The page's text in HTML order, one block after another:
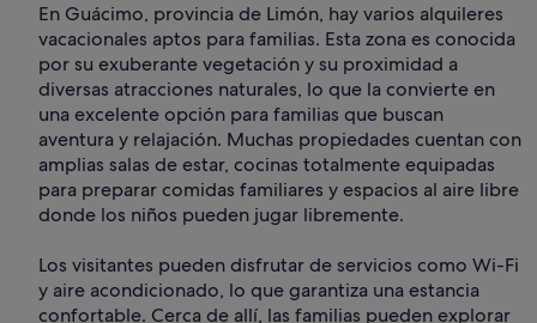
En Guácimo, provincia de Limón, hay varios alquileres
vacacionales aptos para familias. Esta zona es conocida
por su exuberante vegetación y su proximidad a
diversas atracciones naturales, lo que la convierte en
una excelente opción para familias que buscan
aventura y relajación. Muchas propiedades cuentan con
amplias salas de estar, cocinas totalmente equipadas
para preparar comidas familiares y espacios al aire libre
donde los niños pueden jugar libremente.
Los visitantes pueden disfrutar de servicios como Wi-Fi
y aire acondicionado, lo que garantiza una estancia
confortable. Cerca de allí, las familias pueden explorar